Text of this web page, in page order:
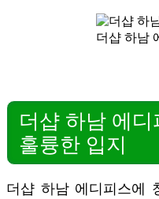
더샵 하남
더샵 하남 에
훌륭한 입지
더샵 하남 에디피스에